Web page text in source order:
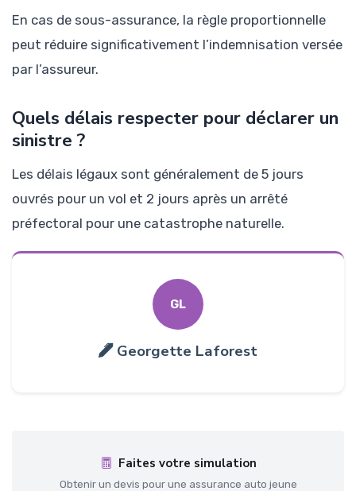
En cas de sous-assurance, la règle proportionnelle
peut réduire significativement l’indemnisation versée
par l’assureur.
Quels délais respecter pour déclarer un
sinistre ?
Les délais légaux sont généralement de 5 jours
ouvrés pour un vol et 2 jours après un arrêté
préfectoral pour une catastrophe naturelle.
GL
Georgette Laforest
Faites votre simulation
Obtenir un devis pour une assurance auto jeune